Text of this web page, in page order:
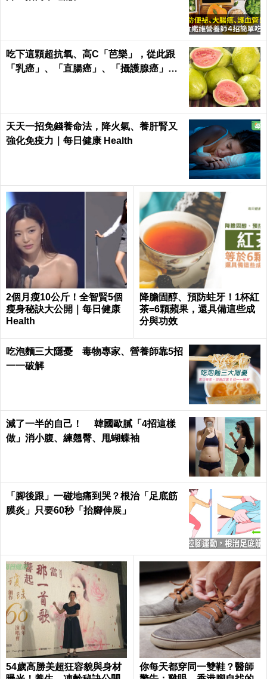
吃下這顆超抗氧、高C「芭樂」，從此跟
「乳癌」、「直腸癌」、「攝護腺癌」、
天天一招免錢養命法，降火氣、養肝腎又
強化免疫力｜每日健康 Health
2個月瘦10公斤！全智賢5個
瘦身秘訣大公開｜每日健康
Health
降膽固醇、預防蛀牙！1杯紅
茶=6顆蘋果，還具備這些成
分與功效
吃泡麵三大隱憂 毒物專家、營養師靠5招
一一破解
減了一半的自己！ 韓國歐膩「4招這樣
做」消小腹、練翹臀、甩蝴蝶袖
「腳後跟」一碰地痛到哭？根治「足底筋
膜炎」只要60秒「抬腳伸展」
54歲高勝美超狂容貌與身材
你每天都穿同一雙鞋？醫師